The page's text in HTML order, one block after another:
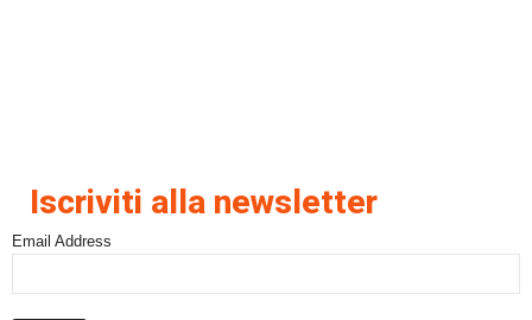
Iscriviti alla newsletter
Email Address